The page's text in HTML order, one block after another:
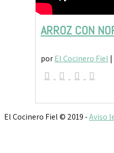
ARROZ CON
porEl Cocinero Fiel |
El Cocinero Fiel © 2019 -Aviso